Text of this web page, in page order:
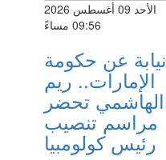
الأحد 09 أغسطس 2026
09:56 مساءً
نيابة عن حكومة
الإمارات.. ريم
الهاشمي تحضر
مراسم تنصيب
رئيس كولومبيا